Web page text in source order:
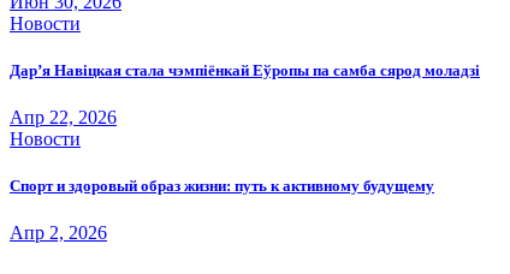
Новости
Дар’я Навіцкая стала чэмпіёнкай Еўропы па самба сярод моладзі
Апр 22, 2026
Новости
Спорт и здоровый образ жизни: путь к активному будущему
Апр 2, 2026